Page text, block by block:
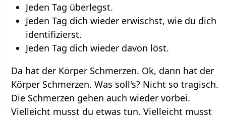
Jeden Tag überlegst.
Jeden Tag dich wieder erwischst, wie du dich
identifizierst.
Jeden Tag dich wieder davon löst.
Da hat der Körper Schmerzen. Ok, dann hat der
Körper Schmerzen. Was soll's? Nicht so tragisch.
Die Schmerzen gehen auch wieder vorbei.
Vielleicht musst du etwas tun. Vielleicht musst